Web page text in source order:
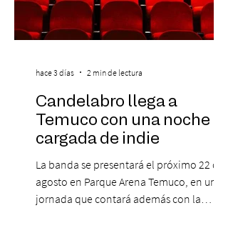
Candelabro llega a
Temuco con una noche
cargada de indie
La banda se presentará el próximo 22 de
agosto en Parque Arena Temuco, en una
jornada que contará además con la
hace 3 días 2 min de lectura